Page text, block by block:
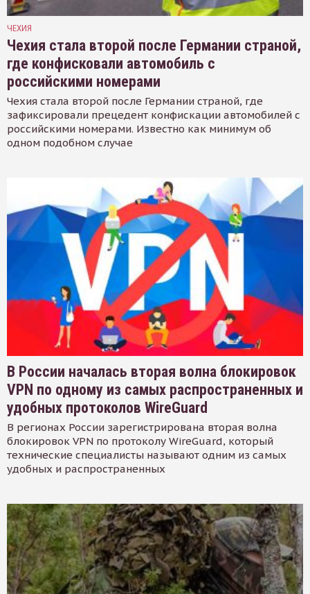
ЧЕХИЯ
Чехия стала второй после Германии страной,
где конфисковали автомобиль с
российскими номерами
Чехия стала второй после Германии страной, где
зафиксировали прецедент конфискации автомобилей с
российскими номерами. Известно как минимум об
одном подобном случае
В России началась вторая волна блокировок
VPN по одному из самых распространенных и
удобных протоколов WireGuard
В регионах России зарегистрирована вторая волна
блокировок VPN по протоколу WireGuard, который
технические специалисты называют одним из самых
удобных и распространенных